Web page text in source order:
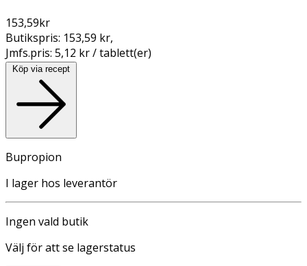
153,59kr
Butikspris: 153,59 kr,
Jmfs.pris: 5,12 kr / tablett(er)
Köp via recept
Bupropion
I lager hos leverantör
Ingen vald butik
Välj för att se lagerstatus